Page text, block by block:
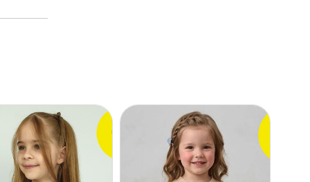
джемпера
для сна
халаты
Куртки, джемпера
Одежда для сна
Платья, халаты
Футболки, майки